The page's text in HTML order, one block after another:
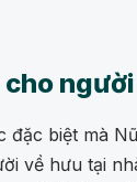
cho
đặc biệt mà
về hưu tại